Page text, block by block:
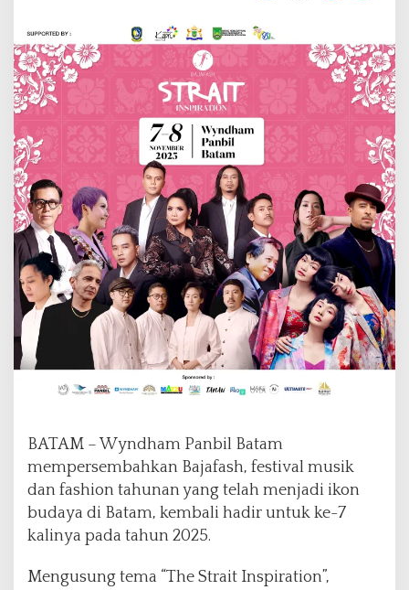
n
b
t
a
m
H
a
d
i
r
k
a
n
B
a
j
a
2
0
2
BATAM – Wyndham Panbil Batam
mempersembahkan Bajafash, festival musik
dan fashion tahunan yang telah menjadi ikon
budaya di Batam, kembali hadir untuk ke-7
kalinya pada tahun 2025.
Mengusung tema “The Strait Inspiration”,